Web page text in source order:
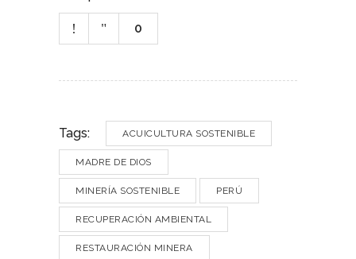
0
Tags: ACUICULTURA SOSTENIBLE
MADRE DE DIOS
MINERÍA SOSTENIBLE PERÚ
RECUPERACIÓN AMBIENTAL
RESTAURACIÓN MINERA